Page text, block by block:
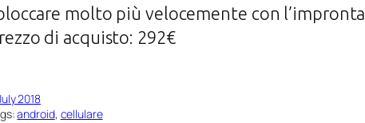
molto più velocemente con l’impronta.
di acquisto: 292€
2018
android, cellulare